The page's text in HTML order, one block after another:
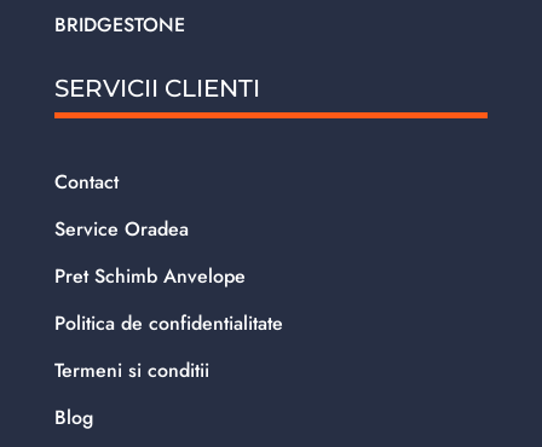
BRIDGESTONE
SERVICII CLIENTI
Contact
Service Oradea
Pret Schimb Anvelope
Politica de confidentialitate
Termeni si conditii
Blog